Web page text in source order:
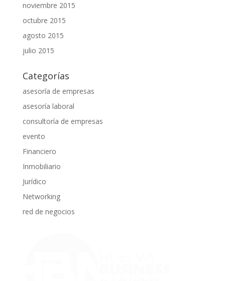
noviembre 2015
octubre 2015
agosto 2015
julio 2015
Categorías
asesoría de empresas
asesoría laboral
consultoría de empresas
evento
Financiero
Inmobiliario
Jurídico
Networking
red de negocios